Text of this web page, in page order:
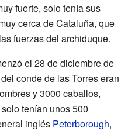
fuerte, solo tenía sus
cerca de Cataluña, que
fuerzas del archiduque.
el 28 de diciembre de
conde de las Torres eran
y 3000 caballos,
tenían unos 500
inglés Peterborough,